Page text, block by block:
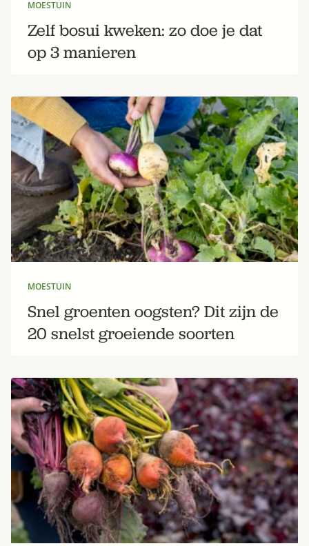
MOESTUIN
Zelf bosui kweken: zo doe je dat
op 3 manieren
MOESTUIN
Snel groenten oogsten? Dit zijn de
20 snelst groeiende soorten